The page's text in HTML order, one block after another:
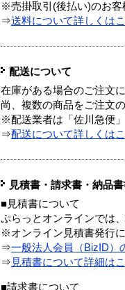
※売掛取引(後払い)のお客
⇒送料について詳しくは
配送について
在庫がある場合のご注文
尚、複数の商品をご注文
※配送業者は「佐川急便
⇒配送について詳しくは
見積書・請求書・納品
■見積書について
ぷらっとオンラインでは
※オンライン見積書発行
⇒一般法人会員（BizID）
⇒ 見積書について詳細は
■請求書について